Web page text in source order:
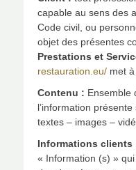
capable au sens des
Code civil, ou
objet des présentes
Prestations et
restauration.eu/ met
Contenu : Ensemble
l’information
textes – images –
Informations clients
« Information (s) »